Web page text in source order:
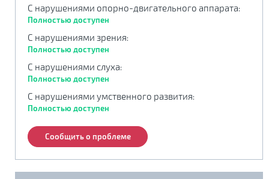
.
С нарушениями опорно-двигательного аппарата:
Полностью доступен
С нарушениями зрения:
Полностью доступен
С нарушениями слуха:
Полностью доступен
С нарушениями умственного развития:
Полностью доступен
Сообщить о проблеме